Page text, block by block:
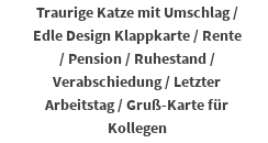
Traurige Katze mit Umschlag /
Edle Design Klappkarte / Rente
/ Pension / Ruhestand /
Verabschiedung / Letzter
Arbeitstag / Gruß-Karte für
Kollegen